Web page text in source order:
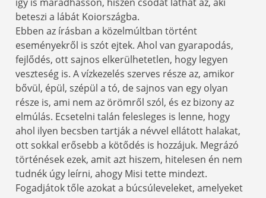
beteszi a lábát Koiországba.
Ebben az írásban a közelmúltban történt
eseményekről is szót ejtek. Ahol van gyarapodás,
fejlődés, ott sajnos elkerülhetetlen, hogy legyen
veszteség is. A vízkezelés szerves része az, amikor
bővül, épül, szépül a tó, de sajnos van egy olyan
része is, ami nem az örömről szól, és ez bizony az
elmúlás. Ecsetelni talán felesleges is lenne, hogy
ahol ilyen becsben tartják a névvel ellátott halakat,
ott sokkal erősebb a kötődés is hozzájuk. Megrázó
történések ezek, amit azt hiszem, hitelesen én nem
tudnék úgy leírni, ahogy Misi tette mindezt.
Fogadjátok tőle azokat a búcsúleveleket, amelyeket